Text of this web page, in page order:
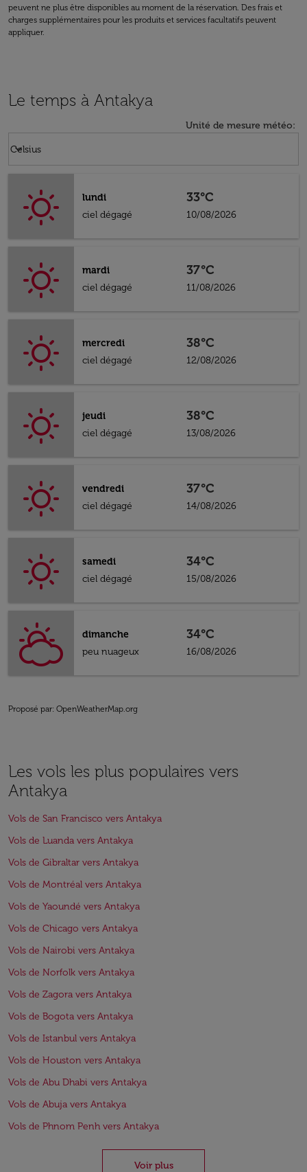
peuvent ne plus être disponibles au moment de la réservation. Des frais et
charges supplémentaires pour les produits et services facultatifs peuvent
appliquer.
Le temps à Antakya
Unité de mesure météo:
Celsius
keyboard_arrow_down
lundi
ciel dégagé
33°C
10/08/2026
mardi
ciel dégagé
37°C
11/08/2026
mercredi
ciel dégagé
38°C
12/08/2026
jeudi
ciel dégagé
38°C
13/08/2026
vendredi
ciel dégagé
37°C
14/08/2026
samedi
ciel dégagé
34°C
15/08/2026
dimanche
peu nuageux
34°C
16/08/2026
Proposé par: OpenWeatherMap.org
Les vols les plus populaires vers
Antakya
Vols de San Francisco vers Antakya
Vols de Luanda vers Antakya
Vols de Gibraltar vers Antakya
Vols de Montréal vers Antakya
Vols de Yaoundé vers Antakya
Vols de Chicago vers Antakya
Vols de Nairobi vers Antakya
Vols de Norfolk vers Antakya
Vols de Zagora vers Antakya
Vols de Bogota vers Antakya
Vols de Istanbul vers Antakya
Vols de Houston vers Antakya
Vols de Abu Dhabi vers Antakya
Vols de Abuja vers Antakya
Vols de Phnom Penh vers Antakya
Voir plus